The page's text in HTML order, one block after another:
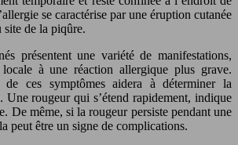
se caractérise par une éruption cutanée
site de la piqûre.
présentent une variété de manifestations,
à une réaction allergique plus grave.
de ces symptômes aidera à déterminer la
Une rougeur qui s’étend rapidement, indique
De même, si la rougeur persiste pendant une
peut être un signe de complications.